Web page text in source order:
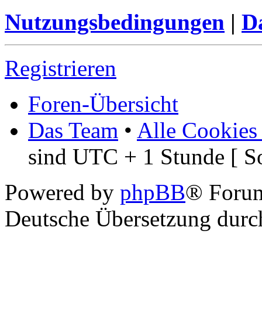
Nutzungsbedingungen |
Registrieren
Foren-Übersicht
Das Team • Alle Cookies
sind UTC + 1 Stunde [
Powered by phpBB®
Deutsche Übersetzung